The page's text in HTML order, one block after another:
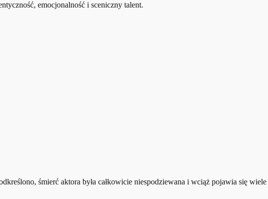
emocjonalność i sceniczny talent.
śmierć aktora była całkowicie niespodziewana i wciąż pojawia się wiele